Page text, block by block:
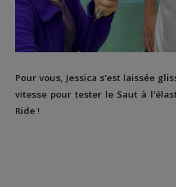
Pour vous, Jessica s'est laissée
vitesse pour tester le Saut à
Ride !